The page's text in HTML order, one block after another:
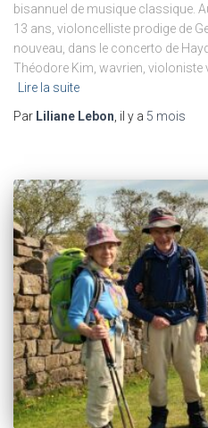
bisannuel de musique classique.
13 ans, violoncelliste prodige de
nouveau, dans le concerto de
Théodore Kim, wavrien, violoniste
Lire la suite
Par Liliane Lebon , il y a 5 mois